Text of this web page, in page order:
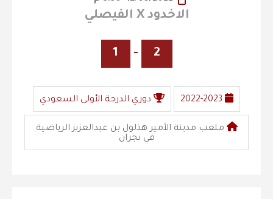
الاخدود X الفيصلي
2
-
1
2022-2023 دوري الدرجة الأولى السعودي
ملعب مدينة الأمير هذلول بن عبدالعزيز الرياضية
في نجران